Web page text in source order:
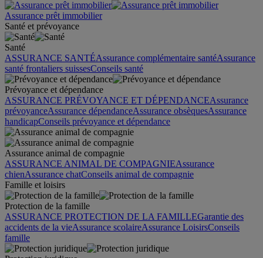
Assurance prêt immobilier
Santé et prévoyance
Santé
ASSURANCE SANTÉAssurance complémentaire santéAssurance
santé frontaliers suissesConseils santé
Prévoyance et dépendance
ASSURANCE PRÉVOYANCE ET DÉPENDANCEAssurance
prévoyanceAssurance dépendanceAssurance obsèquesAssurance
handicapConseils prévoyance et dépendance
Assurance animal de compagnie
ASSURANCE ANIMAL DE COMPAGNIEAssurance
chienAssurance chatConseils animal de compagnie
Famille et loisirs
Protection de la famille
ASSURANCE PROTECTION DE LA FAMILLEGarantie des
accidents de la vieAssurance scolaireAssurance LoisirsConseils
famille